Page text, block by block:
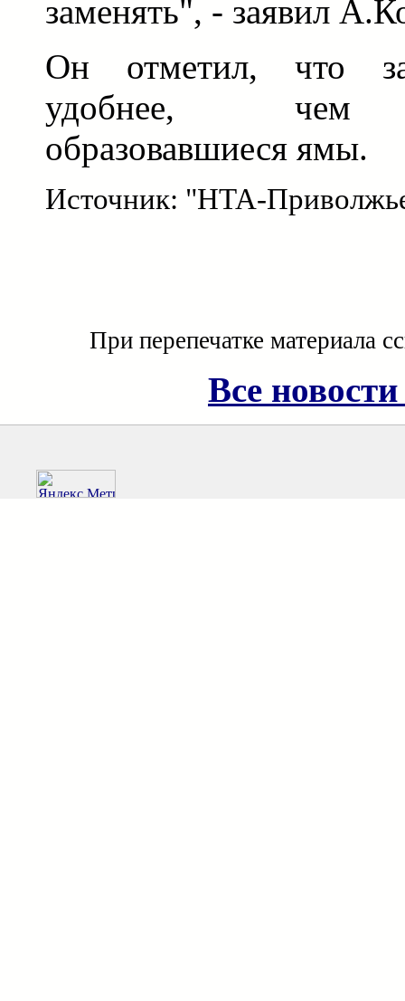
заменять", - заявил
Он отметил, что
удобнее, чем
образовавшиеся ямы.
Источник: "НТА-
При перепечатке материала
Все